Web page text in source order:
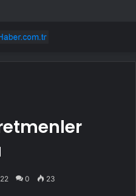
0 23